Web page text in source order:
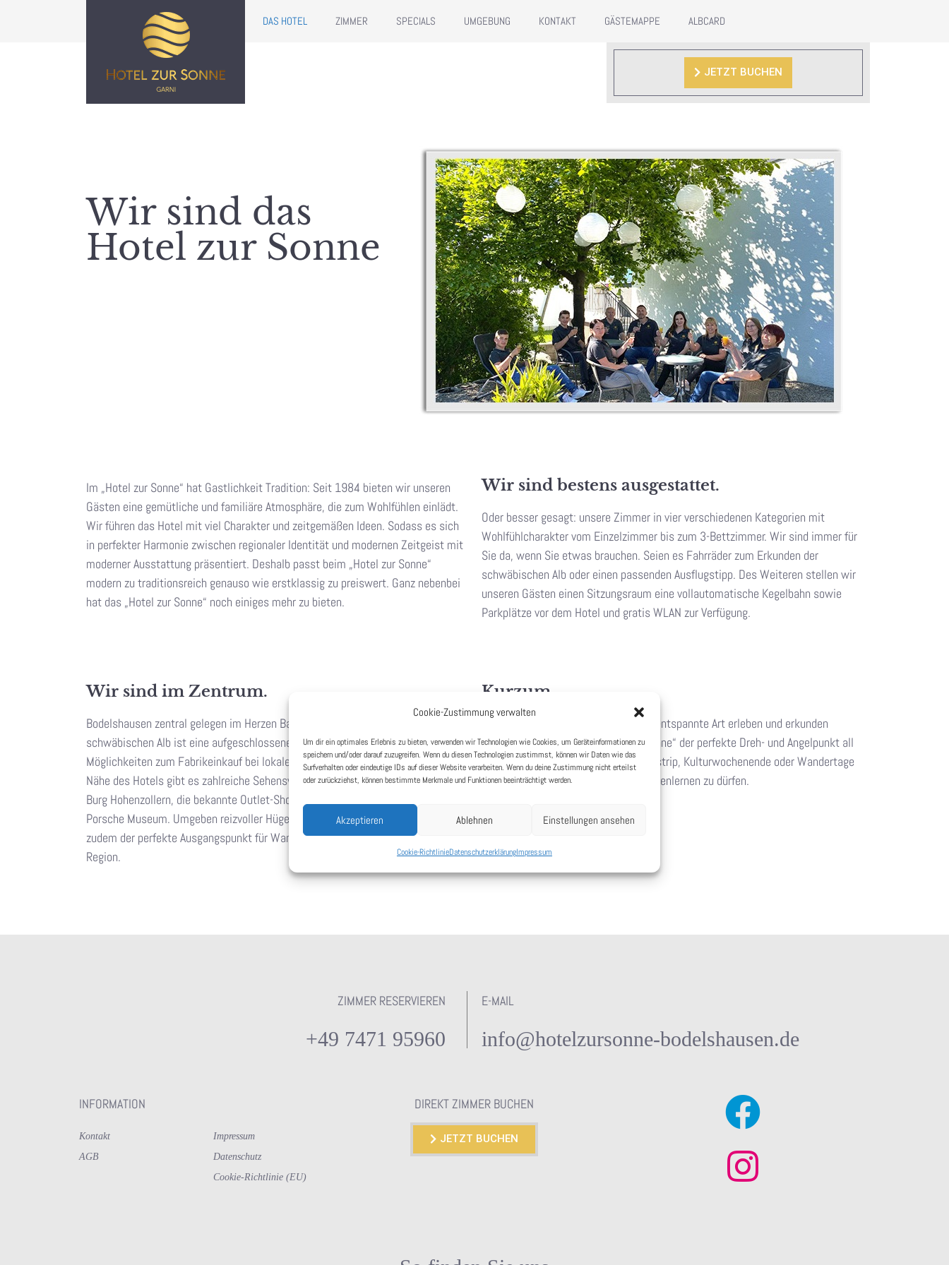
Cookie-Zustimmung verwalten
Um dir ein optimales Erlebnis zu bieten, verwenden wir Technologien wie Cookies, um Geräteinformationen zu
speichern und/oder darauf zuzugreifen. Wenn du diesen Technologien zustimmst, können wir Daten wie das
Surfverhalten oder eindeutige IDs auf dieser Website verarbeiten. Wenn du deine Zustimmung nicht erteilst
oder zurückziehst, können bestimmte Merkmale und Funktionen beeinträchtigt werden.
Akzeptieren Ablehnen Einstellungen ansehen
Cookie-RichtlinieDatenschutzerklärungImpressum
DAS HOTEL ZIMMER SPECIALS UMGEBUNG KONTAKT GÄSTEMAPPE ALBCARD
JETZT BUCHEN
Wir sind das
Hotel zur Sonne
Im „Hotel zur Sonne“ hat Gastlichkeit Tradition: Seit 1984 bieten wir unseren
Gästen eine gemütliche und familiäre Atmosphäre, die zum Wohlfühlen einlädt.
Wir führen das Hotel mit viel Charakter und zeitgemäßen Ideen. Sodass es sich
in perfekter Harmonie zwischen regionaler Identität und modernen Zeitgeist mit
moderner Ausstattung präsentiert. Deshalb passt beim „Hotel zur Sonne“
modern zu traditionsreich genauso wie erstklassig zu preiswert. Ganz nebenbei
hat das „Hotel zur Sonne“ noch einiges mehr zu bieten.
Wir sind bestens ausgestattet.
Oder besser gesagt: unsere Zimmer in vier verschiedenen Kategorien mit
Wohlfühlcharakter vom Einzelzimmer bis zum 3-Bettzimmer. Wir sind immer für
Sie da, wenn Sie etwas brauchen. Seien es Fahrräder zum Erkunden der
schwäbischen Alb oder einen passenden Ausflugstipp. Des Weiteren stellen wir
unseren Gästen einen Sitzungsraum eine vollautomatische Kegelbahn sowie
Parkplätze vor dem Hotel und gratis WLAN zur Verfügung.
Wir sind im Zentrum.
Bodelshausen zentral gelegen im Herzen Baden-Württembergs am Fuße der
schwäbischen Alb ist eine aufgeschlossene Gemeinde mit viel Industrie und
Möglichkeiten zum Fabrikeinkauf bei lokalen Textilherstellern. In unmittelbarer
Nähe des Hotels gibt es zahlreiche Sehenswürdigkeiten wie beispielsweise die
Burg Hohenzollern, die bekannte Outlet-Shopping-Stadt Metzingen oder das
Porsche Museum. Umgeben reizvoller Hügellandschaften ist Bodelshausen
zudem der perfekte Ausgangspunkt für Wanderungen oder Radtouren in der
Region.
Kurzum.
Wer die schwäbische Alb auf höchst entspannte Art erleben und erkunden
möchte, für den ist das „Hotel zur Sonne“ der perfekte Dreh- und Angelpunkt all
seiner Erkundungsreisen. Ob Businesstrip, Kulturwochenende oder Wandertage
– wir freuen uns, Sie demnächst kennenlernen zu dürfen.
ZIMMER RESERVIEREN
+49 7471 95960
E-MAIL
info@hotelzursonne-bodelshausen.de
INFORMATION
Kontakt
AGB
Impressum
Datenschutz
Cookie-Richtlinie (EU)
DIREKT ZIMMER BUCHEN
JETZT BUCHEN